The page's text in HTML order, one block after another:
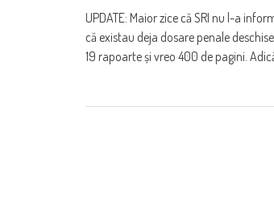
UPDATE: Maior zice că SRI nu l-a
că existau deja dosare penale
19 rapoarte și vreo 400 de pagini.